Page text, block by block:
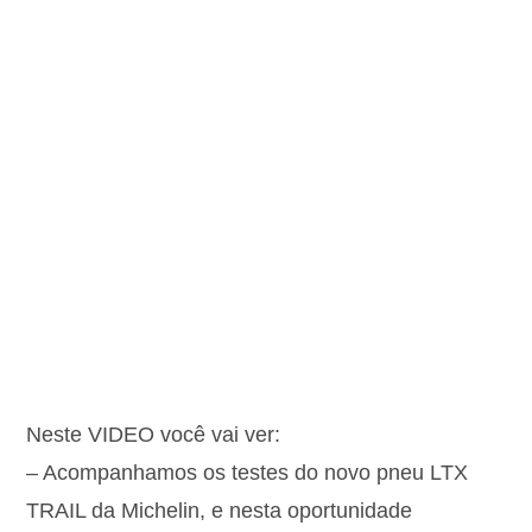
Neste VIDEO você vai ver:
– Acompanhamos os testes do novo pneu LTX
TRAIL da Michelin, e nesta oportunidade